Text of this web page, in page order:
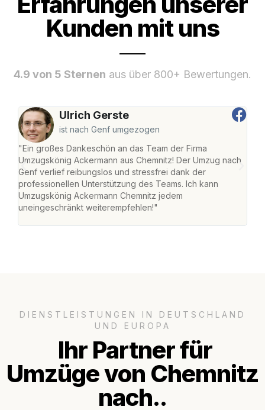
Kunden mit uns
4.9 von 5 Sternen aus über 800+ Bewertungen.
Ulrich Gerste
ist nach Genf umgezogen
"Ein großes Dankeschön an das Team der Firma
Umzugskönig Ackermann aus Chemnitz! Der Umzug nach
Genf verlief reibungslos und stressfrei dank der
professionellen Unterstützung des Teams. Ich kann
Umzugskönig Ackermann Chemnitz jedem
uneingeschränkt weiterempfehlen!"
DIENSTLEISTUNGEN IN DEUTSCHLAND
UND EUROPA
Ihr Partner für
Umzüge von Chemnitz
nach..